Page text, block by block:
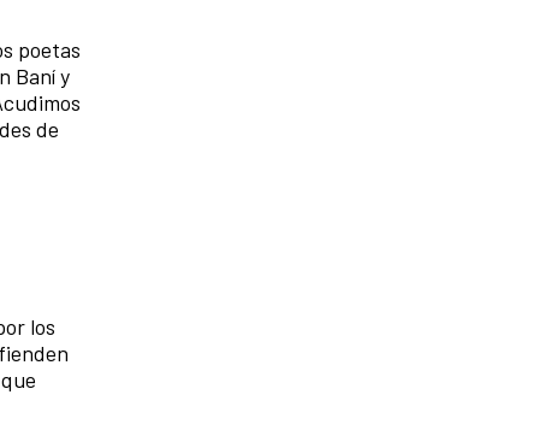
poetas
Baní y
de
los